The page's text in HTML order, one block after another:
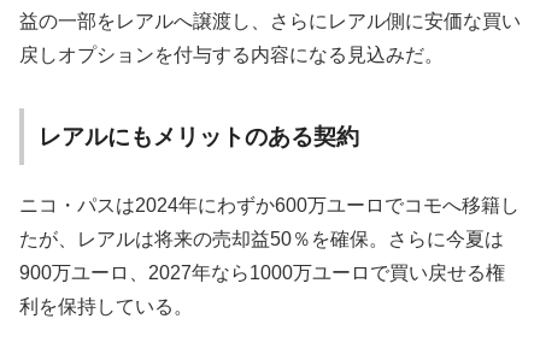
益の一部をレアルへ譲渡し、さらにレアル側に安価な買い
戻しオプションを付与する内容になる見込みだ。
レアルにもメリットのある契約
ニコ・パスは2024年にわずか600万ユーロでコモへ移籍し
たが、レアルは将来の売却益50％を確保。さらに今夏は
900万ユーロ、2027年なら1000万ユーロで買い戻せる権
利を保持している。